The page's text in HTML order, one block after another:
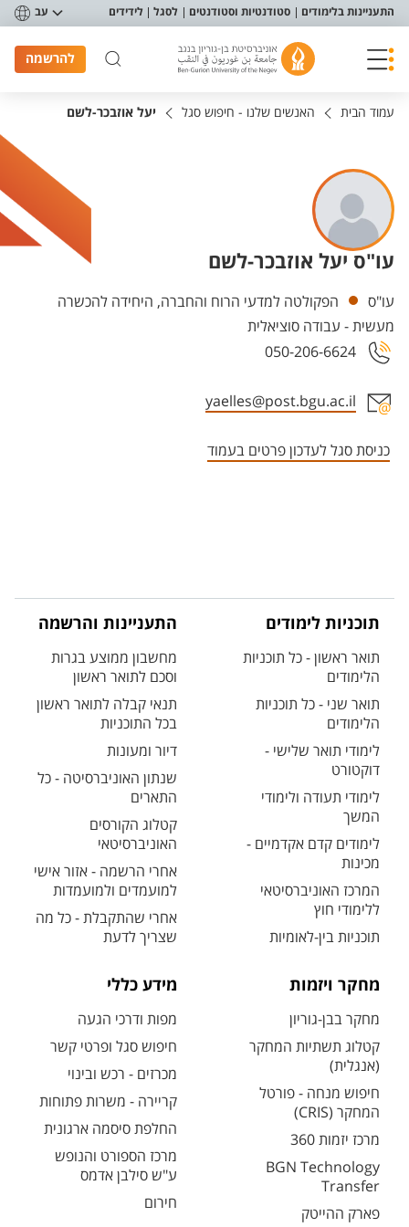
תפריט נגישות
התעניינות בלימודים סטודנטיות וסטודנטים לסגל לידידים עב
להרשמה
עמוד הבית האנשים שלנו - חיפוש סגל יעל אוזבכר-לשם
עו"ס יעל אוזבכר-לשם
יחידות
עו"ס
הפקולטה למדעי הרוח והחברה, היחידה להכשרה
מעשית - עבודה סוציאלית
050-206-6624
yaelles@post.bgu.ac.il
כניסת סגל לעדכון פרטים בעמוד
תוכניות לימודים
תואר ראשון - כל תוכניות
הלימודים
תואר שני - כל תוכניות
הלימודים
לימודי תואר שלישי -
דוקטורט
לימודי תעודה ולימודי
המשך
לימודים קדם אקדמיים -
מכינות
המרכז האוניברסיטאי
ללימודי חוץ
תוכניות בין-לאומיות
התעניינות והרשמה
מחשבון ממוצע בגרות
וסכם לתואר ראשון
תנאי קבלה לתואר ראשון
בכל התוכניות
דיור ומעונות
שנתון האוניברסיטה - כל
התארים
קטלוג הקורסים
האוניברסיטאי
אחרי הרשמה - אזור אישי
למועמדים ולמועמדות
אחרי שהתקבלת - כל מה
שצריך לדעת
מחקר ויזמות
מחקר בבן-גוריון
קטלוג תשתיות המחקר
(אנגלית)
חיפוש מנחה - פורטל
המחקר (CRIS)
מרכז יזמות 360
BGN Technology
Transfer
פארק ההייטק
מידע כללי
מפות ודרכי הגעה
חיפוש סגל ופרטי קשר
מכרזים - רכש ובינוי
קריירה - משרות פתוחות
החלפת סיסמה ארגונית
מרכז הספורט והנופש
ע"ש סילבן אדמס
חירום